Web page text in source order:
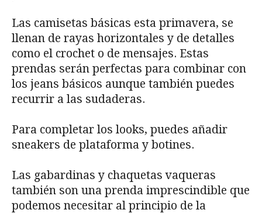
Las camisetas básicas esta primavera, se
llenan de rayas horizontales y de detalles
como el crochet o de mensajes. Estas
prendas serán perfectas para combinar con
los jeans básicos aunque también puedes
recurrir a las sudaderas.
Para completar los looks, puedes añadir
sneakers de plataforma y botines.
Las gabardinas y chaquetas vaqueras
también son una prenda imprescindible que
podemos necesitar al principio de la